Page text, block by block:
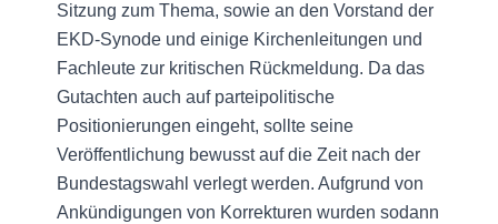
Sitzung zum Thema, sowie an den Vorstand der
EKD-Synode und einige Kirchenleitungen und
Fachleute zur kritischen Rückmeldung. Da das
Gutachten auch auf parteipolitische
Positionierungen eingeht, sollte seine
Veröffentlichung bewusst auf die Zeit nach der
Bundestagswahl verlegt werden. Aufgrund von
Ankündigungen von Korrekturen wurden sodann